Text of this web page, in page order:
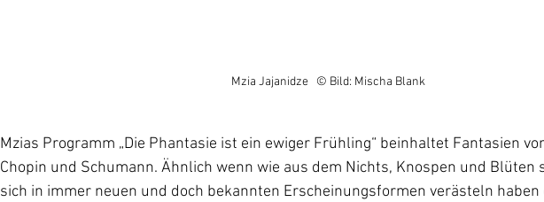
Mzia Jajanidze   © Bild: Mischa Blank
Mzias Programm „Die Phantasie ist ein ewiger Frühling“ beinhaltet Fantasien
Chopin und Schumann. Ähnlich wenn wie aus dem Nichts, Knospen und Blüten
sich in immer neuen und doch bekannten Erscheinungsformen verästeln haben